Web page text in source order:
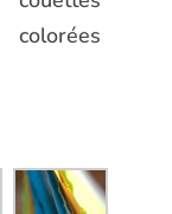
colorées